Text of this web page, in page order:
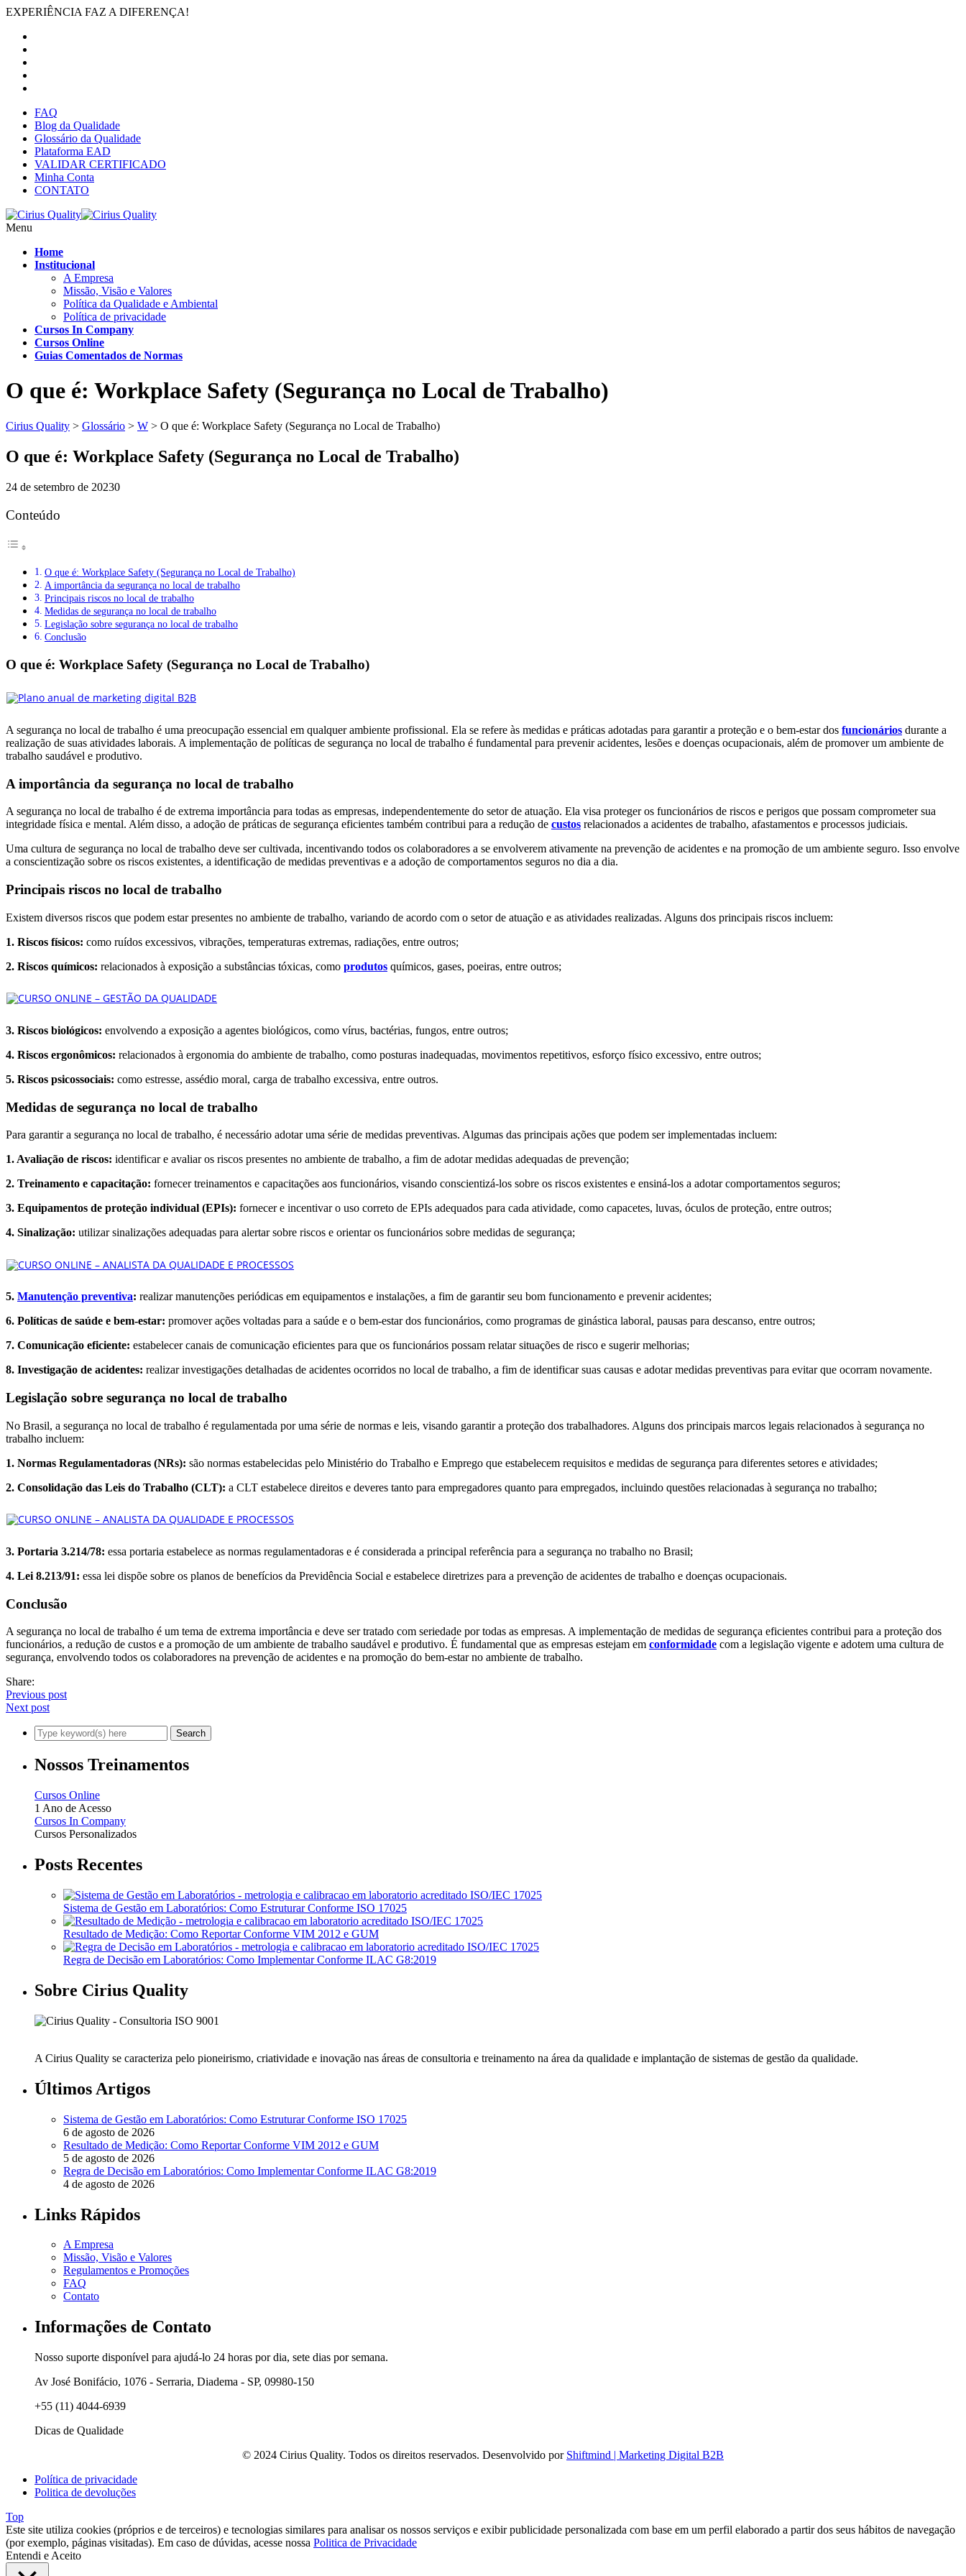
EXPERIÊNCIA FAZ A DIFERENÇA!
FAQ
Blog da Qualidade
Glossário da Qualidade
Plataforma EAD
VALIDAR CERTIFICADO
Minha Conta
CONTATO
Menu
Home
Institucional
A Empresa
Missão, Visão e Valores
Política da Qualidade e Ambiental
Política de privacidade
Cursos In Company
Cursos Online
Guias Comentados de Normas
O que é: Workplace Safety (Segurança no Local de Trabalho)
Cirius Quality > Glossário > W > O que é: Workplace Safety (Segurança no Local de Trabalho)
O que é: Workplace Safety (Segurança no Local de Trabalho)
24 de setembro de 20230
Conteúdo
O que é: Workplace Safety (Segurança no Local de Trabalho)
A importância da segurança no local de trabalho
Principais riscos no local de trabalho
Medidas de segurança no local de trabalho
Legislação sobre segurança no local de trabalho
Conclusão
O que é: Workplace Safety (Segurança no Local de Trabalho)
A segurança no local de trabalho é uma preocupação essencial em qualquer ambiente profissional. Ela se refere às medidas e práticas adotadas para garantir a proteção e o bem-estar dos funcionários durante a
realização de suas atividades laborais. A implementação de políticas de segurança no local de trabalho é fundamental para prevenir acidentes, lesões e doenças ocupacionais, além de promover um ambiente de
trabalho saudável e produtivo.
A importância da segurança no local de trabalho
A segurança no local de trabalho é de extrema importância para todas as empresas, independentemente do setor de atuação. Ela visa proteger os funcionários de riscos e perigos que possam comprometer sua
integridade física e mental. Além disso, a adoção de práticas de segurança eficientes também contribui para a redução de custos relacionados a acidentes de trabalho, afastamentos e processos judiciais.
Uma cultura de segurança no local de trabalho deve ser cultivada, incentivando todos os colaboradores a se envolverem ativamente na prevenção de acidentes e na promoção de um ambiente seguro. Isso envolve
a conscientização sobre os riscos existentes, a identificação de medidas preventivas e a adoção de comportamentos seguros no dia a dia.
Principais riscos no local de trabalho
Existem diversos riscos que podem estar presentes no ambiente de trabalho, variando de acordo com o setor de atuação e as atividades realizadas. Alguns dos principais riscos incluem:
1. Riscos físicos: como ruídos excessivos, vibrações, temperaturas extremas, radiações, entre outros;
2. Riscos químicos: relacionados à exposição a substâncias tóxicas, como produtos químicos, gases, poeiras, entre outros;
3. Riscos biológicos: envolvendo a exposição a agentes biológicos, como vírus, bactérias, fungos, entre outros;
4. Riscos ergonômicos: relacionados à ergonomia do ambiente de trabalho, como posturas inadequadas, movimentos repetitivos, esforço físico excessivo, entre outros;
5. Riscos psicossociais: como estresse, assédio moral, carga de trabalho excessiva, entre outros.
Medidas de segurança no local de trabalho
Para garantir a segurança no local de trabalho, é necessário adotar uma série de medidas preventivas. Algumas das principais ações que podem ser implementadas incluem:
1. Avaliação de riscos: identificar e avaliar os riscos presentes no ambiente de trabalho, a fim de adotar medidas adequadas de prevenção;
2. Treinamento e capacitação: fornecer treinamentos e capacitações aos funcionários, visando conscientizá-los sobre os riscos existentes e ensiná-los a adotar comportamentos seguros;
3. Equipamentos de proteção individual (EPIs): fornecer e incentivar o uso correto de EPIs adequados para cada atividade, como capacetes, luvas, óculos de proteção, entre outros;
4. Sinalização: utilizar sinalizações adequadas para alertar sobre riscos e orientar os funcionários sobre medidas de segurança;
5. Manutenção preventiva: realizar manutenções periódicas em equipamentos e instalações, a fim de garantir seu bom funcionamento e prevenir acidentes;
6. Políticas de saúde e bem-estar: promover ações voltadas para a saúde e o bem-estar dos funcionários, como programas de ginástica laboral, pausas para descanso, entre outros;
7. Comunicação eficiente: estabelecer canais de comunicação eficientes para que os funcionários possam relatar situações de risco e sugerir melhorias;
8. Investigação de acidentes: realizar investigações detalhadas de acidentes ocorridos no local de trabalho, a fim de identificar suas causas e adotar medidas preventivas para evitar que ocorram novamente.
Legislação sobre segurança no local de trabalho
No Brasil, a segurança no local de trabalho é regulamentada por uma série de normas e leis, visando garantir a proteção dos trabalhadores. Alguns dos principais marcos legais relacionados à segurança no
trabalho incluem:
1. Normas Regulamentadoras (NRs): são normas estabelecidas pelo Ministério do Trabalho e Emprego que estabelecem requisitos e medidas de segurança para diferentes setores e atividades;
2. Consolidação das Leis do Trabalho (CLT): a CLT estabelece direitos e deveres tanto para empregadores quanto para empregados, incluindo questões relacionadas à segurança no trabalho;
3. Portaria 3.214/78: essa portaria estabelece as normas regulamentadoras e é considerada a principal referência para a segurança no trabalho no Brasil;
4. Lei 8.213/91: essa lei dispõe sobre os planos de benefícios da Previdência Social e estabelece diretrizes para a prevenção de acidentes de trabalho e doenças ocupacionais.
Conclusão
A segurança no local de trabalho é um tema de extrema importância e deve ser tratado com seriedade por todas as empresas. A implementação de medidas de segurança eficientes contribui para a proteção dos
funcionários, a redução de custos e a promoção de um ambiente de trabalho saudável e produtivo. É fundamental que as empresas estejam em conformidade com a legislação vigente e adotem uma cultura de
segurança, envolvendo todos os colaboradores na prevenção de acidentes e na promoção do bem-estar no ambiente de trabalho.
Share:
Previous post
Next post
Nossos Treinamentos
Cursos Online
1 Ano de Acesso
Cursos In Company
Cursos Personalizados
Posts Recentes
Sistema de Gestão em Laboratórios: Como Estruturar Conforme ISO 17025
Resultado de Medição: Como Reportar Conforme VIM 2012 e GUM
Regra de Decisão em Laboratórios: Como Implementar Conforme ILAC G8:2019
Sobre Cirius Quality
A Cirius Quality se caracteriza pelo pioneirismo, criatividade e inovação nas áreas de consultoria e treinamento na área da qualidade e implantação de sistemas de gestão da qualidade.
Últimos Artigos
Sistema de Gestão em Laboratórios: Como Estruturar Conforme ISO 17025
6 de agosto de 2026
Resultado de Medição: Como Reportar Conforme VIM 2012 e GUM
5 de agosto de 2026
Regra de Decisão em Laboratórios: Como Implementar Conforme ILAC G8:2019
4 de agosto de 2026
Links Rápidos
A Empresa
Missão, Visão e Valores
Regulamentos e Promoções
FAQ
Contato
Informações de Contato
Nosso suporte disponível para ajudá-lo 24 horas por dia, sete dias por semana.
Av José Bonifácio, 1076 - Serraria, Diadema - SP, 09980-150
+55 (11) 4044-6939
Dicas de Qualidade
© 2024 Cirius Quality. Todos os direitos reservados. Desenvolvido por Shiftmind | Marketing Digital B2B
Política de privacidade
Politica de devoluções
Top
Este site utiliza cookies (próprios e de terceiros) e tecnologias similares para analisar os nossos serviços e exibir publicidade personalizada com base em um perfil elaborado a partir dos seus hábitos de navegação
(por exemplo, páginas visitadas). Em caso de dúvidas, acesse nossa Politica de Privacidade
Entendi e Aceito